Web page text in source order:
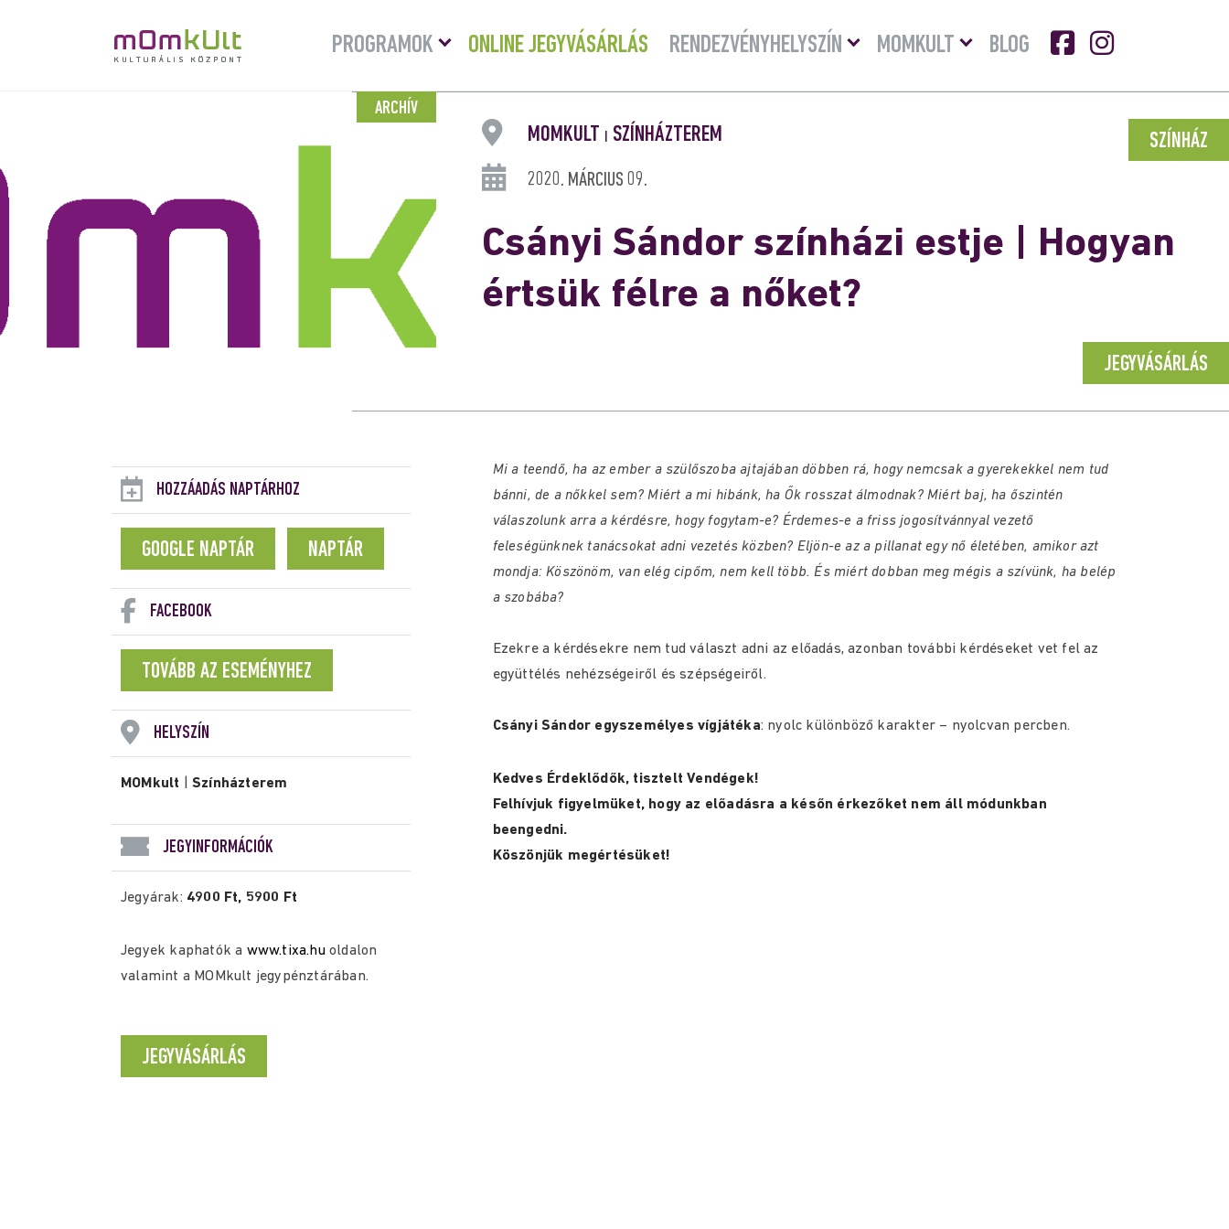
PROGRAMOK
Menü
lenyitása
ONLINE JEGYVÁSÁRLÁS RENDEZVÉNYHELYSZÍN
Menü
lenyitásaMOMKULT
Menü
lenyitása
BLOG
ARCHÍV
SZÍNHÁZ
MOMKULT SZÍNHÁZTEREM
2020. MÁRCIUS 09.
Csányi Sándor színházi estje | Hogyan
értsük félre a nőket?
JEGYVÁSÁRLÁS
HOZZÁADÁS NAPTÁRHOZ
GOOGLE NAPTÁR NAPTÁR
FACEBOOK
TOVÁBB AZ ESEMÉNYHEZ
HELYSZÍN
MOMkult |Színházterem
JEGYINFORMÁCIÓK
Jegyárak: 4900 Ft, 5900 Ft
Jegyek kaphatók a www.tixa.huoldalon
valamint a MOMkult jegypénztárában.
JEGYVÁSÁRLÁS
Mi a teendő, ha az ember a szülőszoba ajtajában döbben rá, hogy nemcsak a gyerekekkel nem tud
bánni, de a nőkkel sem? Miért a mi hibánk, ha Ők rosszat álmodnak? Miért baj, ha őszintén
válaszolunk arra a kérdésre, hogy fogytam-e? Érdemes-e a friss jogosítvánnyal vezető
feleségünknek tanácsokat adni vezetés közben? Eljön-e az a pillanat egy nő életében, amikor azt
mondja: Köszönöm, van elég cipőm, nem kell több. És miért dobban meg mégis a szívünk, ha belép
a szobába?
Ezekre a kérdésekre nem tud választ adni az előadás, azonban további kérdéseket vet fel az
együttélés nehézségeiről és szépségeiről.
Csányi Sándor egyszemélyes vígjátéka: nyolc különböző karakter – nyolcvan percben.
Kedves Érdeklődők, tisztelt Vendégek!
Felhívjuk figyelmüket, hogy az előadásra a későn érkezőket nem áll módunkban
beengedni.
Köszönjük megértésüket!